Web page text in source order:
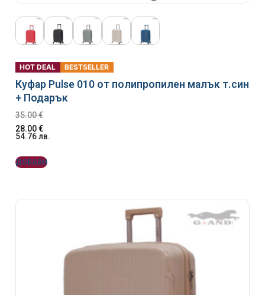
HOT DEAL BESTSELLER
Куфар Pulse 010 от полипропилен малък т.син
+ Подарък
35.00€
28.00€
54.76лв.
ДОБАВИ